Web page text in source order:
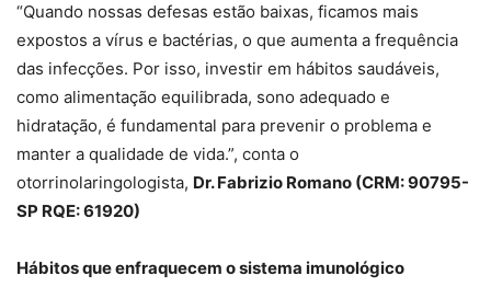
“Quando nossas defesas estão baixas, ficamos mais
expostos a vírus e bactérias, o que aumenta a frequência
das infecções. Por isso, investir em hábitos saudáveis,
como alimentação equilibrada, sono adequado e
hidratação, é fundamental para prevenir o problema e
manter a qualidade de vida.”, conta o
otorrinolaringologista, Dr. Fabrizio Romano (CRM: 90795-
SP RQE: 61920)
Hábitos que enfraquecem o sistema imunológico